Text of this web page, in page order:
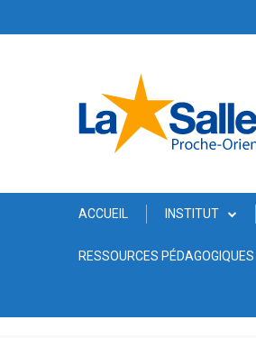
ACCUEIL INSTITUT
RESSOURCES PÉDAGOGIQUES